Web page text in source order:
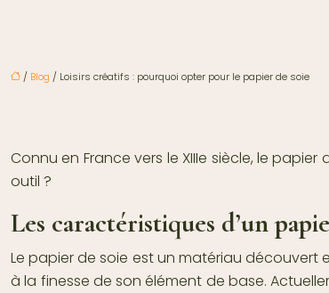
/ Blog / Loisirs créatifs : pourquoi opter pour le papier de soie
Connu en France vers le XIIIe siècle, le
outil ?
Les caractéristiques d’un
Le papier de soie est un matériau découvert
à la finesse de son élément de base.